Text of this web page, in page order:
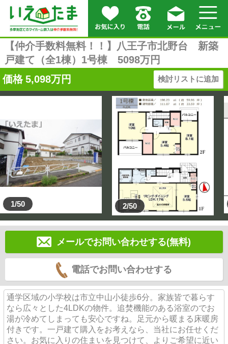
【仲介手数料無料！！】八王子市北野台 新築
戸建て（全1棟）1号棟 5098万円
価格 5,098万円 検討リストに追加
1/50 2/50
メールでお問い合わせする(無料)
電話でお問い合わせする
通学区域の小学校は市立中山小徒歩6分。家族皆で暮らす
なら広々とした4LDKの物件。追焚機能のある浴室のでお
湯が冷めてしまっても安心ですね。足元から暖まる床暖房
付きです。一戸建て購入をお考えなら、当社にお任せくだ
さい。お気に入りの住まいを見つけて、よりご希望に近い